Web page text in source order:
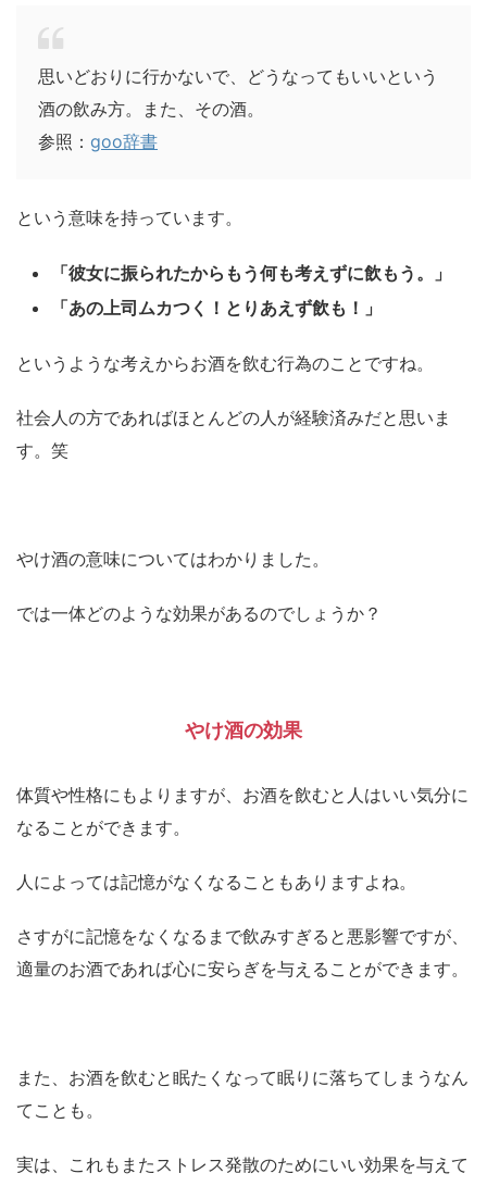
思いどおりに行かないで、どうなってもいいという
酒の飲み方。また、その酒。
参照： goo辞書
という意味を持っています。
「彼女に振られたからもう何も考えずに飲もう。」
「あの上司ムカつく！とりあえず飲も！」
というような考えからお酒を飲む行為のことですね。
社会人の方であればほとんどの人が経験済みだと思いま
す。笑
やけ酒の意味についてはわかりました。
では一体どのような効果があるのでしょうか？
やけ酒の効果
体質や性格にもよりますが、お酒を飲むと人はいい気分に
なることができます。
人によっては記憶がなくなることもありますよね。
さすがに記憶をなくなるまで飲みすぎると悪影響ですが、
適量のお酒であれば心に安らぎを与えることができます。
また、お酒を飲むと眠たくなって眠りに落ちてしまうなん
てことも。
実は、これもまたストレス発散のためにいい効果を与えて